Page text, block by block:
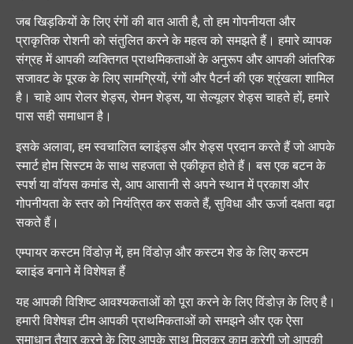
जब खिड़कियों के लिए रंगों की बात आती है, तो हम गोपनीयता और
प्राकृतिक रोशनी को संतुलित करने के महत्व को समझते हैं। हमारे व्यापक
संग्रह में आपकी व्यक्तिगत प्राथमिकताओं के अनुरूप और आपकी आंतरिक
सजावट के पूरक के लिए सामग्रियों, रंगों और पैटर्न की एक श्रृंखला शामिल
है। चाहे आप रोलर शेड्स, रोमन शेड्स, या सेल्यूलर शेड्स चाहते हों, हमारे
पास सही समाधान है।
इसके अलावा, हम स्वचालित ब्लाइंड्स और शेड्स प्रदान करते हैं जो आपके
स्मार्ट होम सिस्टम के साथ सहजता से एकीकृत होते हैं। बस एक बटन के
स्पर्श या वॉयस कमांड से, आप आसानी से अपने स्थान में प्रकाश और
गोपनीयता के स्तर को नियंत्रित कर सकते हैं, सुविधा और ऊर्जा दक्षता बढ़ा
सकते हैं।
एम्पायर कस्टम विंडोज़ में, हम विंडोज़ और कस्टम शेड के लिए कस्टम
ब्लाइंड बनाने में विशेषज्ञ हैं
यह आपकी विशिष्ट आवश्यकताओं को पूरा करने के लिए विंडोज़ के लिए है।
हमारी विशेषज्ञ टीम आपकी प्राथमिकताओं को समझने और एक ऐसा
समाधान तैयार करने के लिए आपके साथ मिलकर काम करेगी जो आपकी